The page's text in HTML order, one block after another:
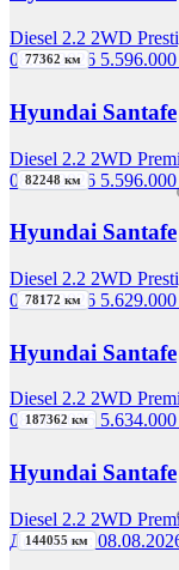
Diesel 2.2 2WD
08.08.2026
77362 км
Hyundai Santafe
Diesel 2.2 2WD
08.08.2026
82248 км
Hyundai Santafe
Diesel 2.2 2WD
02.08.2026
78172 км
Hyundai Santafe
Diesel 2.2 2WD
08.08.2026
187362 км
Hyundai Santafe
Diesel 2.2 2WD
Добавлен:
144055 км